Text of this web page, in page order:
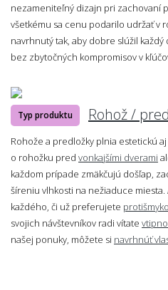
nezameniteľný dizajn pri zachovaní
všetkému sa cenu podarilo udržať v
navrhnutý tak, aby dobre slúžil
bez zbytočných kompromisov v
Typ produktu Rohož /
Rohože a predložky plnia estetickú
o rohožku pred vonkajšími dverami
každom prípade zmäkčujú došľap,
šíreniu vlhkosti na nežiaduce
každého, či už preferujete
svojich návštevníkov radi vítate
našej ponuky, môžete si navrhnúť